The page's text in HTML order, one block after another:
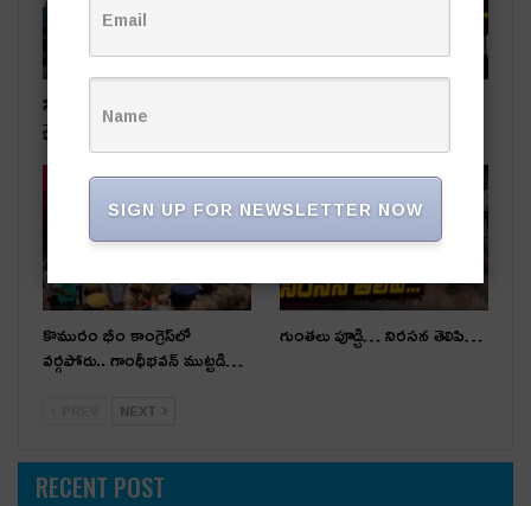
సింగరేణి చరిత్రలో కీలక ఘట్టం..
నైనీ బొగ్గు సరఫరా ప్రారంభం
తాజా వార్తలు
కొమురం భీం కాంగ్రెస్‌లో
వర్గపోరు.. గాంధీభవన్ ముట్టడి…
తాజా వార్తలు
గుంతలు పూడ్చి… నిరసన తెలిపి…
NEXT
RECENT POST
SIGN UP FOR NEWSLETTER NOW